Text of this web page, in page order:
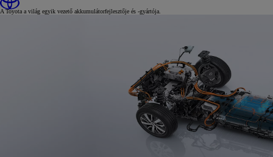
A Toyota a világ egyik vezető akkumulátorfejlesztője és -gyártója.